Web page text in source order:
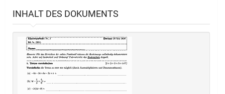
INHALT DES DOKUMENTS